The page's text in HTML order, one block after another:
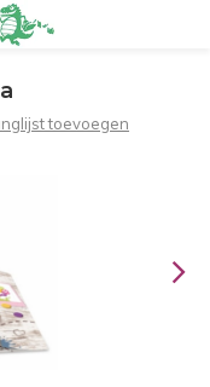
toevoegen